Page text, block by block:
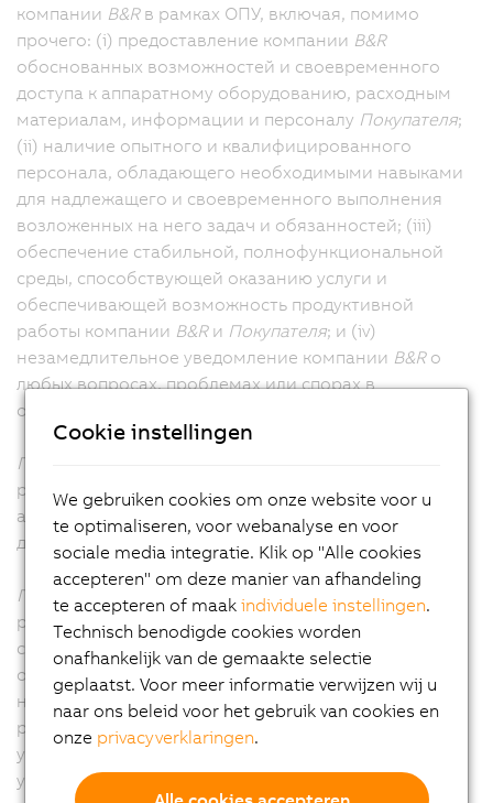
компании B&Rв рамках ОПУ, включая, помимо
прочего: (i) предоставление компании B&R
обоснованных возможностей и своевременного
доступа к аппаратному оборудованию, расходным
материалам, информации и персоналу Покупателя;
(ii) наличие опытного и квалифицированного
персонала, обладающего необходимыми навыками
для надлежащего и своевременного выполнения
возложенных на него задач и обязанностей; (iii)
обеспечение стабильной, полнофункциональной
среды, способствующей оказанию услуги и
обеспечивающей возможность продуктивной
работы компании B&Rи Покупателя; и (iv)
незамедлительное уведомление компании B&Rо
любых вопросах, проблемах или спорах в
отношении услуг.
Покупатель
результативность деятельности своего персонала и
агентов, а также за качество работ, выполняемых
для компании
B&R в ходе оказания услуг.
Покупатель
подтверждает свое согласие с тем, что
результаты работы компании
зависят от
своевременного и эффективного выполнения
обязательств
Покупателя в соответствии
настоящими ОПУ, а также от своевременных
решений и одобрений
Покупателя
услугами. Компания
B&Rимеет право действовать с
учетом всех решений и согласованийПокупателя.
Cookie instellingen
We gebruiken cookies om onze website voor u
te optimaliseren, voor webanalyse en voor
sociale media integratie. Klik op "Alle cookies
accepteren" om deze manier van afhandeling
te accepteren of maakindividuele instellingen.
Technisch benodigde cookies worden
onafhankelijk van de gemaakte selectie
geplaatst. Voor meer informatie verwijzen wij u
naar ons beleid voor het gebruik van cookies en
onze privacyverklaringen.